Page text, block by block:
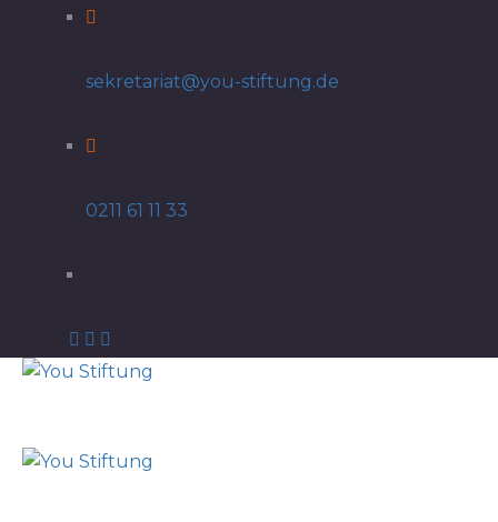
sekretariat@you-stiftung.de
0211 61 11 33